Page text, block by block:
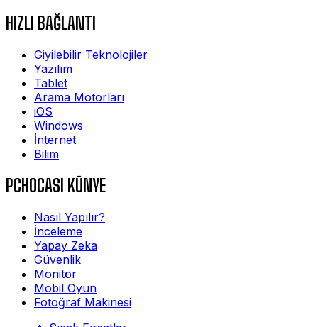
HIZLI BAĞLANTI
Giyilebilir Teknolojiler
Yazılım
Tablet
Arama Motorları
iOS
Windows
İnternet
Bilim
PCHOCASI KÜNYE
Nasıl Yapılır?
İnceleme
Yapay Zeka
Güvenlik
Monitör
Mobil Oyun
Fotoğraf Makinesi